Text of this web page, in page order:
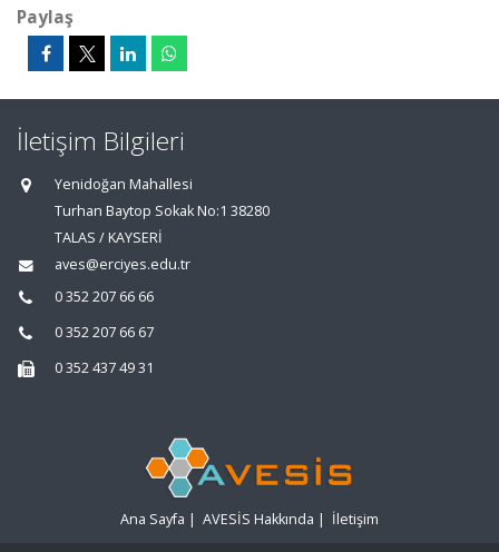
Paylaş
İletişim Bilgileri
Yenidoğan Mahallesi
Turhan Baytop Sokak No:1 38280
TALAS / KAYSERİ
aves@erciyes.edu.tr
0 352 207 66 66
0 352 207 66 67
0 352 437 49 31
Ana Sayfa | AVESİS Hakkında | İletişim